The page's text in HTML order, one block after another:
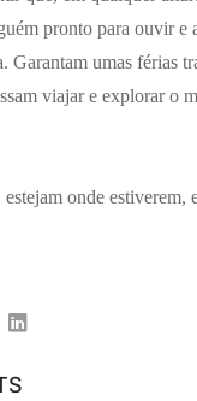
pronto para ouvir e
Garantam umas férias
viajar e explorar o
onde estiverem,